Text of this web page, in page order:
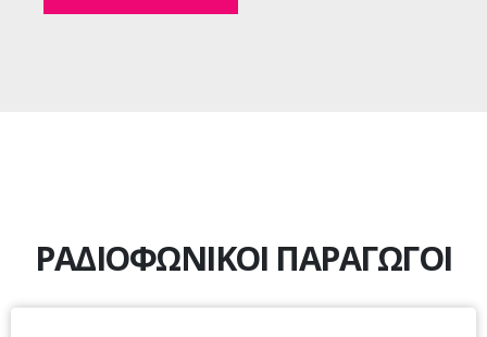
ΡΑΔΙΟΦΩΝΙΚΟΙ ΠΑΡΑΓΩΓΟΙ